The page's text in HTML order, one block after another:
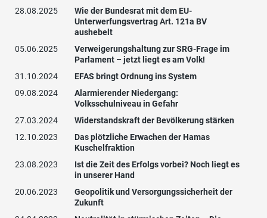
28.08.2025
Wie der Bundesrat mit dem EU-
Unterwerfungsvertrag Art. 121a BV
aushebelt
05.06.2025
Verweigerungshaltung zur SRG-Frage im
Parlament – jetzt liegt es am Volk!
31.10.2024
EFAS bringt Ordnung ins System
09.08.2024
Alarmierender Niedergang:
Volksschulniveau in Gefahr
27.03.2024
Widerstandskraft der Bevölkerung stärken
12.10.2023
Das plötzliche Erwachen der Hamas
Kuschelfraktion
23.08.2023
Ist die Zeit des Erfolgs vorbei? Noch liegt es
in unserer Hand
20.06.2023
Geopolitik und Versorgungssicherheit der
Zukunft